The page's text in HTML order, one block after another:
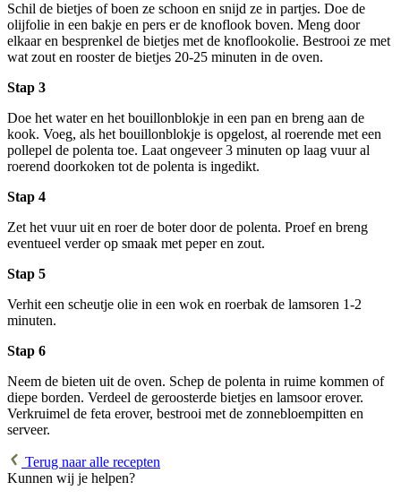
Schil de bietjes of boen ze schoon en snijd ze in partjes. Doe de
olijfolie in een bakje en pers er de knoflook boven. Meng door
elkaar en besprenkel de bietjes met de knoflookolie. Bestrooi ze met
wat zout en rooster de bietjes 20-25 minuten in de oven.
Stap 3
Doe het water en het bouillonblokje in een pan en breng aan de
kook. Voeg, als het bouillonblokje is opgelost, al roerende met een
pollepel de polenta toe. Laat ongeveer 3 minuten op laag vuur al
roerend doorkoken tot de polenta is ingedikt.
Stap 4
Zet het vuur uit en roer de boter door de polenta. Proef en breng
eventueel verder op smaak met peper en zout.
Stap 5
Verhit een scheutje olie in een wok en roerbak de lamsoren 1-2
minuten.
Stap 6
Neem de bieten uit de oven. Schep de polenta in ruime kommen of
diepe borden. Verdeel de geroosterde bietjes en lamsoor erover.
Verkruimel de feta erover, bestrooi met de zonnebloempitten en
serveer.
Terug naar alle recepten
Kunnen wij je helpen?